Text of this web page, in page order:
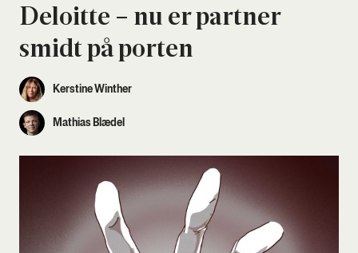
Deloit­te – nu er part­ner
smidt på por­ten
Kerstine Winther
Mathias Blædel